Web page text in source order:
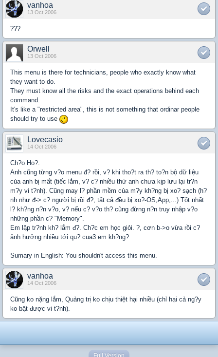
vanhoa
13 Oct 2006
???
Orwell
13 Oct 2006
This menu is there for technicians, people who exactly know what
they want to do.
They must know all the risks and the exact operations behind each
command.
It's like a "restricted area", this is not something that ordinar people
should try to use
Lovecasio
14 Oct 2006
Ch?o Ho?.
Anh cũng từng v?o menu đ? rồi, v? khi tho?t ra th? to?n bộ dữ liệu
của anh bị mất (tiếc lắm, v? c? nhiều thứ anh chưa kịp lưu lại tr?n
m?y vi t?nh). Cũng may l? phần mềm của m?y kh?ng bị xo? sạch (h?
nh như đ-> c? người bị rồi đ?, tất cả đều bị xo?-OS,App,...) Tốt nhất
l? kh?ng n?n v?o, v? nếu c? v?o th? cũng đừng n?n truy nhập v?o
những phần c? "Memory".
Em lập tr?nh kh? lắm đ?. Ch?c em học giỏi. ?, cơn b->o vừa rồi c?
ảnh hưởng nhiều tới qu? cua3 em kh?ng?
Sumary in English: You shouldn't access this menu.
vanhoa
14 Oct 2006
Cũng ko nặng lắm, Quảng trị ko chịu thiệt hại nhiều (chỉ hại cả ng?y
ko bật được vi t?nh).
Full Version